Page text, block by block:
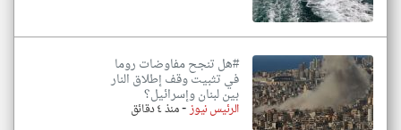
#هل تنجح مفاوضات روما
في تثبيت وقف إطلاق النار
بين لبنان وإسرائيل؟
الرئيس نيوز-منذ ٤ دقائق